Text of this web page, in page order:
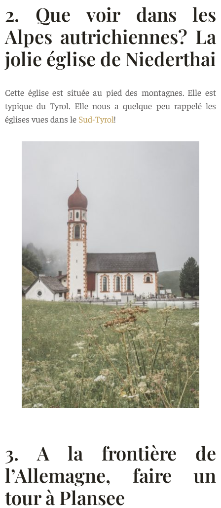
2. Que voir dans les
Alpes autrichiennes? La
jolie église de Niederthai
Cette église est située au pied des montagnes. Elle est
typique du Tyrol. Elle nous a quelque peu rappelé les
églises vues dans le Sud-Tyrol!
3. A la frontière de
l’Allemagne, faire un
tour à Plansee